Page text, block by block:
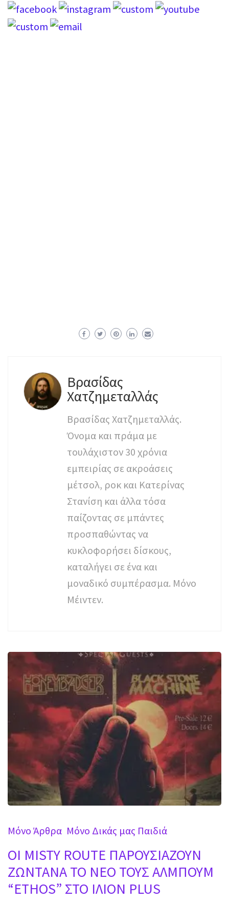
Βρασίδας
Χατζημεταλλάς
Βρασίδας Χατζημεταλλάς.
Όνομα και πράμα με
τουλάχιστον 30 χρόνια
εμπειρίας σε ακροάσεις
μέτσολ, ροκ και Κατερίνας
Στανίση και άλλα τόσα
παίζοντας σε μπάντες
προσπαθώντας να
κυκλοφορήσει δίσκους,
καταλήγει σε ένα και
μοναδικό συμπέρασμα. Μόνο
Μέιντεν.
Mόνο Άρθρα Μόνο Δικάς μας Παιδιά
OI MISTY ROUTE ΠΑΡΟΥΣΙΑΖΟΥΝ
ΖΩΝΤΑΝΑ ΤΟ ΝΕΟ ΤΟΥΣ ΑΛΜΠΟΥΜ
“ETHOS” ΣΤΟ ΙΛΙΟΝ PLUS